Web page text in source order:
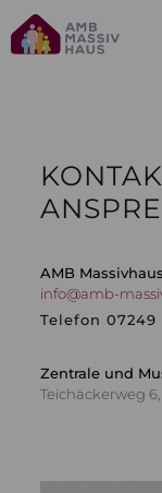
AMB
info@amb-
Telefon 07249
Zentrale und
Teichäckerweg